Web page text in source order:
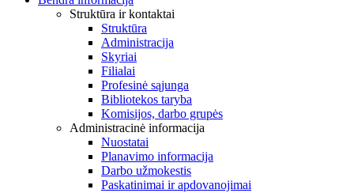
Struktūra ir kontaktai
Struktūra
Administracija
Skyriai
Filialai
Profesinė sąjunga
Bibliotekos taryba
Komisijos, darbo grupės
Administracinė informacija
Nuostatai
Planavimo informacija
Darbo užmokestis
Paskatinimai ir apdovanojimai